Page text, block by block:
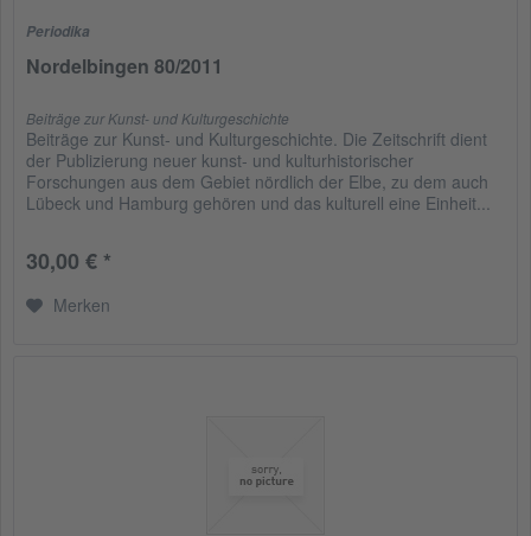
Periodika
Nordelbingen 80/2011
Beiträge zur Kunst- und Kulturgeschichte
Beiträge zur Kunst- und Kulturgeschichte. Die Zeitschrift dient
der Publizierung neuer kunst- und kulturhistorischer
Forschungen aus dem Gebiet nördlich der Elbe, zu dem auch
Lübeck und Hamburg gehören und das kulturell eine Einheit...
30,00 € *
Merken